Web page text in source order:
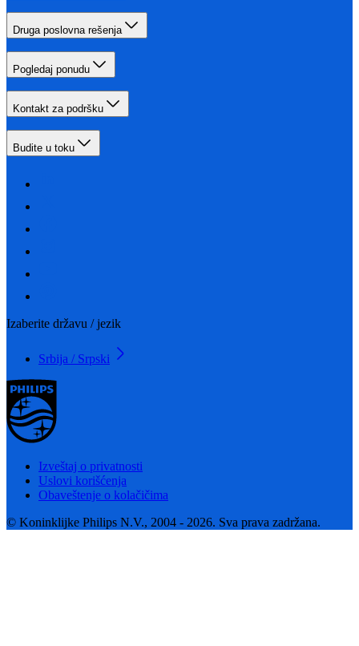
Druga poslovna rešenja
Pogledaj ponudu
Kontakt za podršku
Budite u toku
Izaberite državu / jezik
Srbija / Srpski
Izveštaj o privatnosti
Uslovi korišćenja
Obaveštenje o kolačičima
© Koninklijke Philips N.V., 2004 - 2026. Sva prava zadržana.